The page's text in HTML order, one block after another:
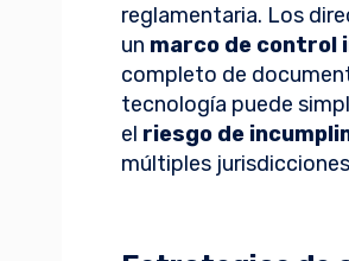
reglamentaria. Los
un marco de control
completo de
tecnología puede
el riesgo de
múltiples